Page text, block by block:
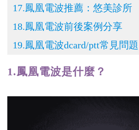
17.鳳凰電波推薦：悠美診所
18.鳳凰電波前後案例分享
19.鳳凰電波dcard/ptt常見問題
1.鳳凰電波是什麼？